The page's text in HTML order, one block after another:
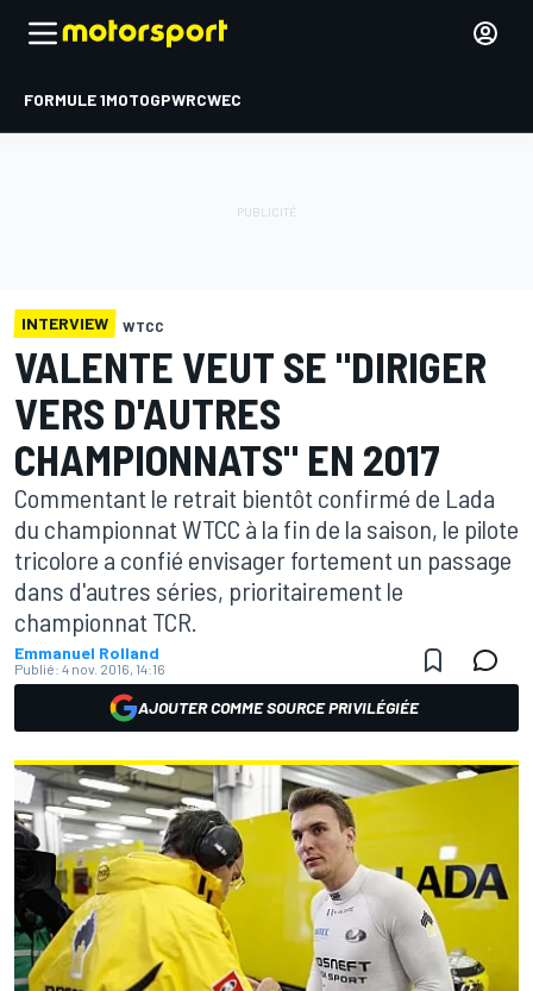
FORMULE 1MOTOGPWRCWEC
INTERVIEW WTCC
VALENTE VEUT SE "DIRIGER
VERS D'AUTRES
CHAMPIONNATS" EN 2017
Commentant le retrait bientôt confirmé de Lada
du championnat WTCC à la fin de la saison, le pilote
tricolore a confié envisager fortement un passage
dans d'autres séries, prioritairement le
championnat TCR.
Emmanuel Rolland
Publié: 4 nov. 2016, 14:16
AJOUTER COMME SOURCE PRIVILÉGIÉE